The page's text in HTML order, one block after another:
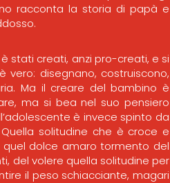
racconta la storia di papà e
stati creati, anzi pro-creati, e si
disegnano, costruiscono,
Ma il creare del bambino è
ma si bea nel suo pensiero
è invece spinto da
solitudine che è croce e
quel dolce amaro tormento del
del volere quella solitudine per
il peso schiacciante, magari